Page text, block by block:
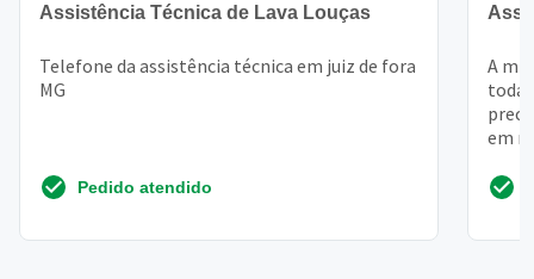
Assistência Técnica de Lava Louças
Telefone da assistência técnica em juiz de fora
MG
Pedido atendido
A
toda
em